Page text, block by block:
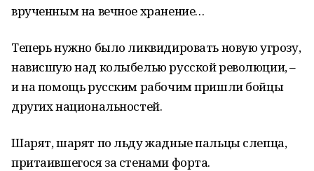
врученным на вечное хранение…
Теперь нужно было ликвидировать новую угрозу,
нависшую над колыбелью русской революции, –
и на помощь русским рабочим пришли бойцы
других национальностей.
Шарят, шарят по льду жадные пальцы слепца,
притаившегося за стенами форта.